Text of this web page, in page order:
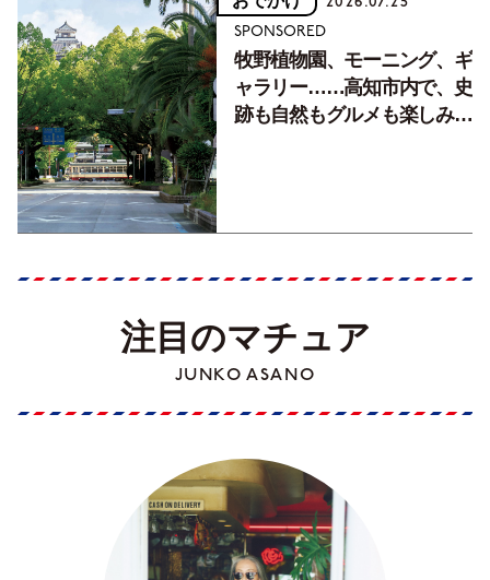
SPONSORED
牧野植物園、モーニング、ギ
ャラリー……高知市内で、史
跡も自然もグルメも楽しみ尽
注目のマチュア
JUNKO ASANO